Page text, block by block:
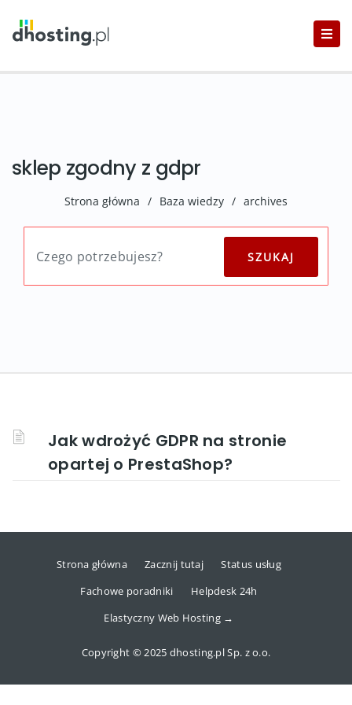
sklep zgodny z gdpr
Strona główna / Baza wiedzy / archives
Jak wdrożyć GDPR na stronie
opartej o PrestaShop?
Strona główna Zacznij tutaj
Status usług
Fachowe poradniki
Helpdesk 24h
Elastyczny Web Hosting →
Copyright © 2025 dhosting.pl Sp. z o.o.